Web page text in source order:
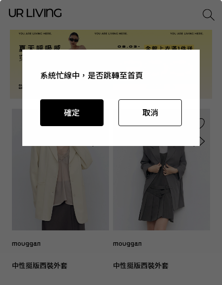
mouggan
中性挺版西裝外套
mouggan
中性挺版西裝外套
系統忙線中，是否跳轉至首頁
確定 取消
系統忙線中，是否跳轉至首頁
確定 取消
系統忙線中，是否跳轉至首頁
確定 取消
系統忙線中，是否跳轉至首頁
確定 取消